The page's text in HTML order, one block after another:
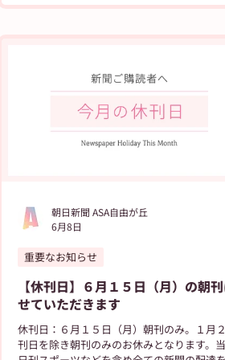
【休刊日】６月１５日（月）の朝刊
せていただきます
休刊日：６月１５日（月）朝刊のみ。１月２
刊日を除き朝刊のみのお休みとなります。当
重要なお知らせ
朝日新聞 ASA自由が丘
6月8日